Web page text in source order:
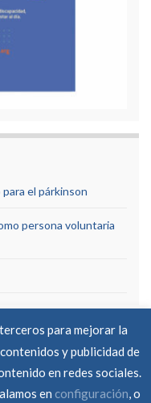
el párkinson
persona voluntaria
Política de cookies
para mejorar la
y publicidad de
en redes sociales.
en configuración, o